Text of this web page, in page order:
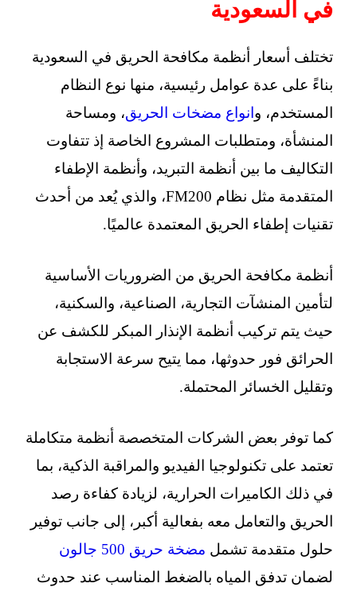
في السعودية
تختلف أسعار أنظمة مكافحة الحريق في السعودية
بناءً على عدة عوامل رئيسية، منها نوع النظام
المستخدم، و انواع مضخات الحريق، ومساحة
المنشأة، ومتطلبات المشروع الخاصة إذ تتفاوت
التكاليف ما بين أنظمة التبريد، وأنظمة الإطفاء
المتقدمة مثل نظام FM200، والذي يُعد من أحدث
تقنيات إطفاء الحريق المعتمدة عالميًا.
أنظمة مكافحة الحريق من الضروريات الأساسية
لتأمين المنشآت التجارية، الصناعية، والسكنية،
حيث يتم تركيب أنظمة الإنذار المبكر للكشف عن
الحرائق فور حدوثها، مما يتيح سرعة الاستجابة
وتقليل الخسائر المحتملة.
كما توفر بعض الشركات المتخصصة أنظمة متكاملة
تعتمد على تكنولوجيا الفيديو والمراقبة الذكية، بما
في ذلك الكاميرات الحرارية، لزيادة كفاءة رصد
الحريق والتعامل معه بفعالية أكبر، إلى جانب توفير
حلول متقدمة تشمل مضخة حريق 500 جالون
لضمان تدفق المياه بالضغط المناسب عند حدوث